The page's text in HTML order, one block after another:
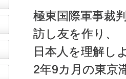
極東国際軍事裁
訪し友を作り、
日本人を理解し
2年9カ月の東京